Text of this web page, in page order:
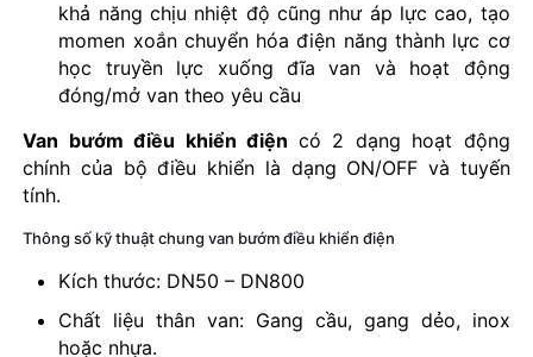
khả năng chịu nhiệt độ cũng như áp lực cao, tạo
momen xoắn chuyển hóa điện năng thành lực cơ
học truyền lực xuống đĩa van và hoạt động
đóng/mở van theo yêu cầu
Van bướm điều khiển điện có 2 dạng hoạt động
chính của bộ điều khiển là dạng ON/OFF và tuyến
tính.
Thông số kỹ thuật chung van bướm điều khiển điện
Kích thước: DN50 – DN800
Chất liệu thân van: Gang cầu, gang dẻo, inox
hoặc nhựa.